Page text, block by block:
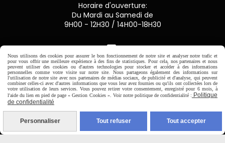
Horaire d'ouverture:
Du Mardi au Samedi de
9H00 - 12H30 / 14H00-18H30

Paiement sécurisé
CB Crédit Agricole
Virement bancaire
PAYPAL (4x sans frais)
Nous utilisons des cookies pour assurer le bon fonctionnement de notre site et analyser notre trafic et
pour vous offrir une meilleure expérience à des fins de statistiques. Pour cela, nos partenaires et nous
peuvent utiliser des cookies ou d'autres technologies pour stocker et accéder à des informations
personnelles comme votre visite sur notre site. Nous partageons également des informations sur
l'utilisation de notre site avec nos partenaires de médias sociaux, de publicité et d'analyse, qui peuvent
combiner celles-ci avec d'autres informations que vous leur avez fournies ou qu'ils ont collectées lors de
votre utilisation de leurs services. Vous pouvez retirer votre consentement, enregistré pour 6 mois, à
l'aide du lien en pied de page « Gestion Cookies ». Voir notre politique de confidentialité : Politique
de confidentialité
Personnaliser Tout refuser Tout accepter